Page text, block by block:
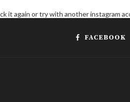
it again or try with another instagram
FACEBOOK